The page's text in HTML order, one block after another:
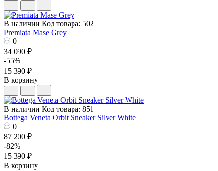
В наличии Код товара: 502
Premiata Mase Grey
0
34 090 ₽
-55%
15 390 ₽
В корзину
В наличии Код товара: 851
Bottega Veneta Orbit Sneaker Silver White
0
87 200 ₽
-82%
15 390 ₽
В корзину